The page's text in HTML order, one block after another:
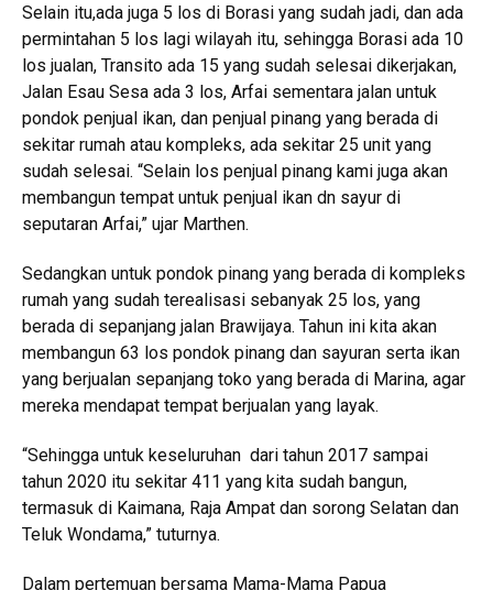
Selain itu,ada juga 5 los di Borasi yang sudah jadi, dan ada
permintahan 5 los lagi wilayah itu, sehingga Borasi ada 10
los jualan, Transito ada 15 yang sudah selesai dikerjakan,
Jalan Esau Sesa ada 3 los, Arfai sementara jalan untuk
pondok penjual ikan, dan penjual pinang yang berada di
sekitar rumah atau kompleks, ada sekitar 25 unit yang
sudah selesai. “Selain los penjual pinang kami juga akan
membangun tempat untuk penjual ikan dn sayur di
seputaran Arfai,” ujar Marthen.
Sedangkan untuk pondok pinang yang berada di kompleks
rumah yang sudah terealisasi sebanyak 25 los, yang
berada di sepanjang jalan Brawijaya. Tahun ini kita akan
membangun 63 los pondok pinang dan sayuran serta ikan
yang berjualan sepanjang toko yang berada di Marina, agar
mereka mendapat tempat berjualan yang layak.
“Sehingga untuk keseluruhan dari tahun 2017 sampai
tahun 2020 itu sekitar 411 yang kita sudah bangun,
termasuk di Kaimana, Raja Ampat dan sorong Selatan dan
Teluk Wondama,” tuturnya.
Dalam pertemuan bersama Mama-Mama Papua